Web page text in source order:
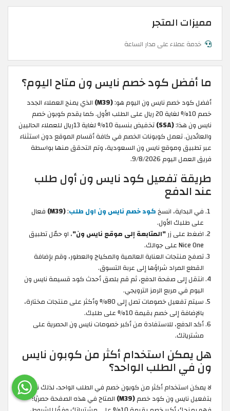
مميزات المتجر
خدمة عملاء على مدار الساعة
ما أفضل كود خصم نايس ون متاح اليوم؟
أفضل كود خصم نايس ون اليوم هو:(M39)
الذي يمنح العملاء الجدد
خصم 10% لغاية 20 ريال على الطلب الأول. كما يقدم كوبون خصم
نايس ون هذا:(SSA)
تخفيض بنسبة 10% لغاية 13ريال للعملاء الحاليين
والعائدين. تعمل كوبونات الخصم في كافة أقسام الموقع دون استثناء
عبر تطبيق وموقع نايس ون السعودية، وتم التحقق منها بواسطة
فريق العمل اليوم 9/8/2026.
طريقة تفعيل كود نايس ون أول طلب
عند الدفع
في البداية، انسخ كود خصم نايس ون اول طلب:
(M39)
فعال
على طلبك الأول.
اضغط على زر"المتابعة إلى موقع نايس ون"، او حمّل تطبيق
Nice One على جوالك.
تصفح منتجات العناية العالمية والمكياج والعطور، وقم بإضافة
القطع المراد شراؤها إلى عربة التسوق.
انتقل إلى صفحة الدفع، ثم قم بلصق أحدث كود قسيمة نايس ون
اليوم في مربع الرمز الترويجي.
سيتم تفعيل خصومات تصل إلى 80% وأكثر على منتجات مختارة،
بالإضافة إلى خصم بقيمة 10% على طلبك.
أكد الدفع، للاستفادة من أكبر خصومات نايس ون الحصرية على
مشترياتك.
هل يمكن استخدام أكثر من كوبون نايس
ون في الطلب الواحد؟
لا يمكن استخدام أكثر من كوبون خصم في الطلب الواحد، لذلك ننصحك
بتفعيل نايس ون كود خصم(M39)
المتاح في هذه الصفحة حصريًا؛